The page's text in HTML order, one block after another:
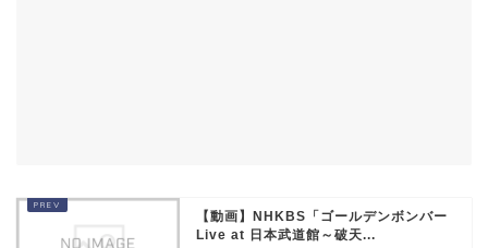
【動画】NHKBS「ゴールデンボンバー
Live at 日本武道館～破天...